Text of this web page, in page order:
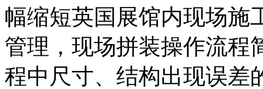
幅缩短英国展馆内现场施
管理，现场拼装操作流程
程中尺寸、结构出现误差